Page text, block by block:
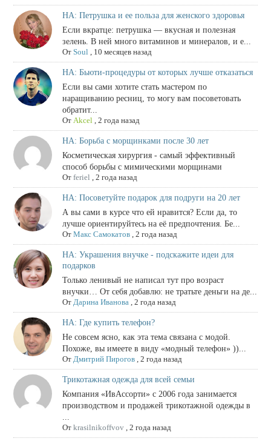
НА: Петрушка и ее польза для женского здоровья
Если вкратце: петрушка — вкусная и полезная
зелень. В ней много витаминов и минералов, и е...
От Soul 10 месяцев назад
НА: Бьюти-процедуры от которых лучше отказаться
Если вы сами хотите стать мастером по
наращиванию ресниц, то могу вам посоветовать
обратит...
От Akcel 2 года назад
НА: Борьба с морщинками после 30 лет
Косметическая хирургия - самый эффективный
способ борьбы с мимическими морщинами
От feriel 2 года назад
НА: Посоветуйте подарок для подруги на 20 лет
А вы сами в курсе что ей нравится? Если да, то
лучше ориентируйтесь на её предпочтения. Бе...
От Макс Самокатов, 2 года назад
НА: Украшения внучке - подскажите идеи для
подарков
Только ленивый не написал тут про возраст
внучки… От себя добавлю: не тратьте деньги на де...
От Дарина Иванова 2 года назад
НА: Где купить телефон?
Не совсем ясно, как эта тема связана с модой.
Похоже, вы имеете в виду «модный телефон» ))...
От Дмитрий Пирогов, 2 года назад
Трикотажная одежда для всей семьи
Компания «ИвАссорти» с 2006 года занимается
производством и продажей трикотажной одежды в
От krasilnikoffvov, 2 года назад